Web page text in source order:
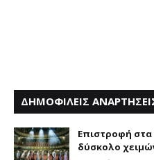
ΔΗΜΟΦΙΛΕΙΣ
Επιστροφή
δύσκολο